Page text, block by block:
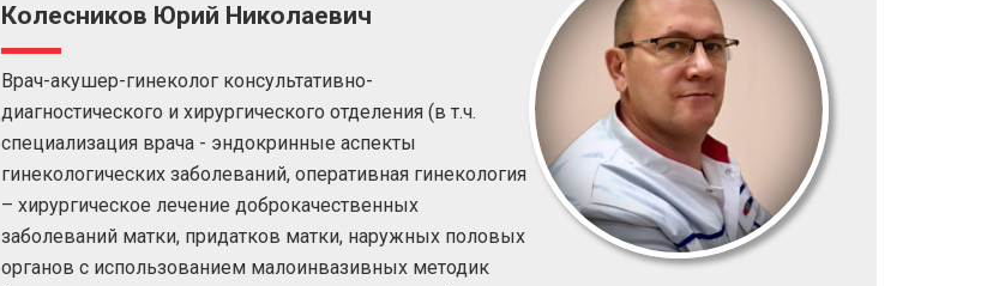
Колесников Юрий Николаевич
Врач-акушер-гинеколог консультативно-
диагностического и хирургического отделения (в т.ч.
специализация врача - эндокринные аспекты
гинекологических заболеваний, оперативная гинекология
– хирургическое лечение доброкачественных
заболеваний матки, придатков матки, наружных половых
органов с использованием малоинвазивных методик